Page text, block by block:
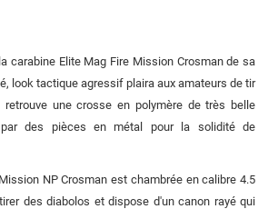
carabine Elite Mag Fire Mission Crosman de sa
look tactique agressif plaira aux amateurs de tir
retrouve une crosse en polymère de très belle
par des pièces en métal pour la solidité de
NP Crosman est chambrée en calibre 4.5
des diabolos et dispose d'un canon rayé qui